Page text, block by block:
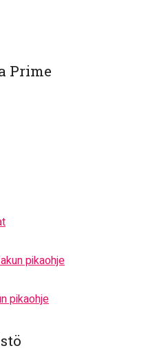
Prime
pikaohje
pikaohje